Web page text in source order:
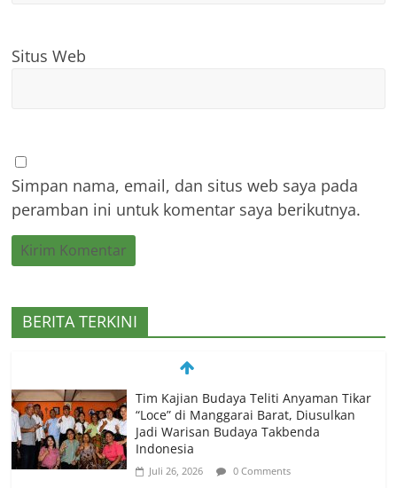
Situs Web
Simpan nama, email, dan situs web saya pada
peramban ini untuk komentar saya berikutnya.
BERITA TERKINI
PEMKAB MANGGARAI BARAT
MEMELIHARA LOCE UNTUK
KESEJAHTERAAN MASYARAKAT
Juli 22, 2026